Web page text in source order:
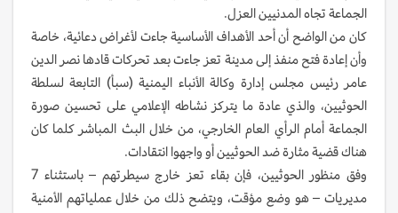
الجماعة تجاه المدنيين العزل.
كان من الواضح أن أحد الأهداف الأساسية جاءت لأغراض دعائية، خاصة
وأن إعادة فتح منفذ إلى مدينة تعز جاءت بعد تحركات قادها نصر الدين
عامر رئيس مجلس إدارة وكالة الأنباء اليمنية (سبأ) التابعة لسلطة
الحوثيين، والذي عادة ما يتركز نشاطه الإعلامي على تحسين صورة
الجماعة أمام الرأي العام الخارجي، من خلال البث المباشر كلما كان
هناك قضية مثارة ضد الحوثيين أو واجهوا انتقادات.
وفق منظور الحوثيين، فإن بقاء تعز خارج سيطرتهم – باستثناء 7
مديريات – هو وضع مؤقت، ويتضح ذلك من خلال عملياتهم الأمنية